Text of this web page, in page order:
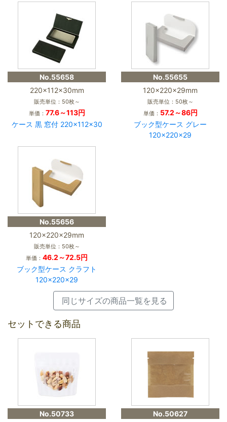
No.55658
220×112×30mm
販売単位：50枚～
単価： 77.6～113円
ケース 黒 窓付 220×112×30
No.55655
120×220×29mm
販売単位：50枚～
単価： 57.2～86円
ブック型ケース グレー
120×220×29
No.55656
120×220×29mm
販売単位：50枚～
単価： 46.2～72.5円
ブック型ケース クラフト
120×220×29
同じサイズの商品一覧を見る
セットできる商品
No.50733
No.50627